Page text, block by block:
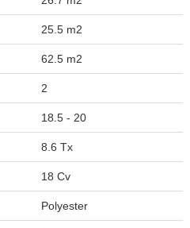
25.5 m2
62.5 m2
2
18.5 - 20
8.6 Tx
18 Cv
Polyester